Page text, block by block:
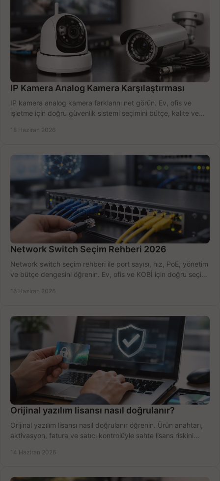
IP Kamera Analog Kamera Karşılaştırması
IP kamera analog kamera farklarını net görün. Ev, ofis ve
işletme için doğru güvenlik sistemi seçimini bütçe, kalite ve
18 Haziran 2026
Network Switch Seçim Rehberi 2026
Network switch seçim rehberi ile port sayısı, hız, PoE, yönetim
ve bütçe dengesini öğrenin. Ev, ofis ve KOBİ için doğru seçimi
16 Haziran 2026
Orijinal yazılım lisansı nasıl doğrulanır?
Orijinal yazılım lisansı nasıl doğrulanır öğrenin. Ürün anahtarı,
aktivasyon, fatura ve satıcı kontrolüyle sahte lisans riskini
14 Haziran 2026